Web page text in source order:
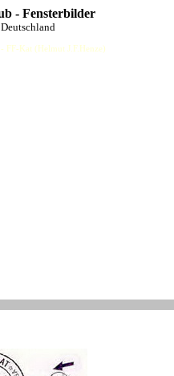
- Fensterbilder
FF-Kat (Helmut J.F.Henze)